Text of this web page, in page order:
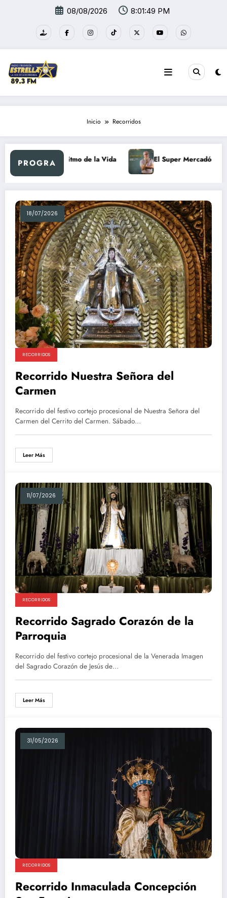
08/08/2026 8:01:50 PM
Inicio Recorridos
PROGRA
Al Ritmo de la Vida El Super Mercadón
18/07/2026
RECORRIDOS
Recorrido Nuestra Señora del
Carmen
Recorrido del festivo cortejo procesional de Nuestra Señora del
Carmen del Cerrito del Carmen. Sábado…
Leer Más
11/07/2026
RECORRIDOS
Recorrido Sagrado Corazón de la
Parroquia
Recorrido del festivo cortejo procesional de la Venerada Imagen
del Sagrado Corazón de Jesús de…
Leer Más
31/05/2026
RECORRIDOS
Recorrido Inmaculada Concepción